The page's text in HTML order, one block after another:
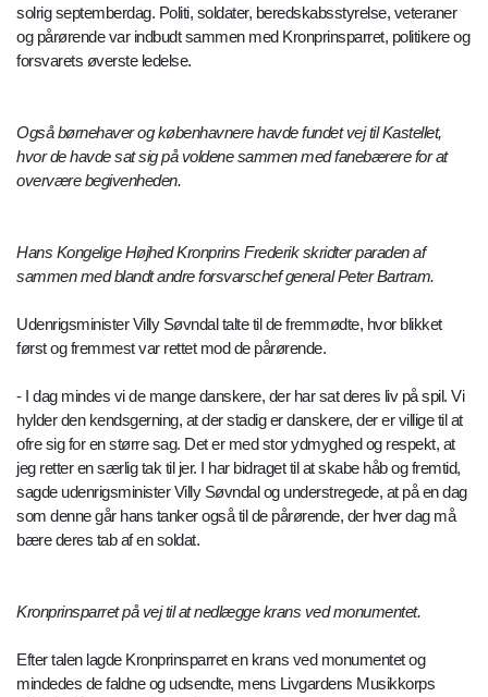
solrig septemberdag. Politi, soldater, beredskabsstyrelse, veteraner
og pårørende var indbudt sammen med Kronprinsparret, politikere og
forsvarets øverste ledelse.
Også børnehaver og københavnere havde fundet vej til Kastellet,
hvor de havde sat sig på voldene sammen med fanebærere for at
overvære begivenheden.
Hans Kongelige Højhed Kronprins Frederik skridter paraden af
sammen med blandt andre forsvarschef general Peter Bartram.
Udenrigsminister Villy Søvndal talte til de fremmødte, hvor blikket
først og fremmest var rettet mod de pårørende.
- I dag mindes vi de mange danskere, der har sat deres liv på spil. Vi
hylder den kendsgerning, at der stadig er danskere, der er villige til at
ofre sig for en større sag. Det er med stor ydmyghed og respekt, at
jeg retter en særlig tak til jer. I har bidraget til at skabe håb og fremtid,
sagde udenrigsminister Villy Søvndal og understregede, at på en dag
som denne går hans tanker også til de pårørende, der hver dag må
bære deres tab af en soldat.
Kronprinsparret på vej til at nedlægge krans ved monumentet.
Efter talen lagde Kronprinsparret en krans ved monumentet og
mindedes de faldne og udsendte, mens Livgardens Musikkorps